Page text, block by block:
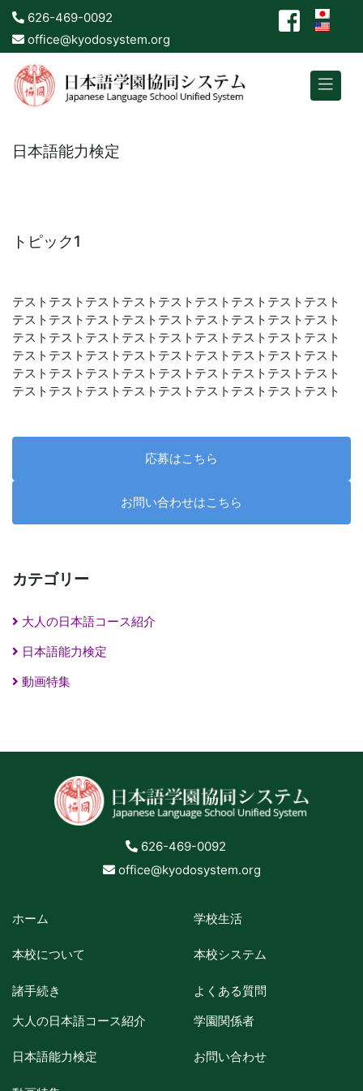
626-469-0092
office@kyodosystem.org
日本語能力検定
トピック1
テストテストテストテストテストテストテストテストテスト
テストテストテストテストテストテストテストテストテスト
テストテストテストテストテストテストテストテストテスト
テストテストテストテストテストテストテストテストテスト
テストテストテストテストテストテストテストテストテスト
テストテストテストテストテストテストテストテストテスト
応募はこちら
お問い合わせはこちら
カテゴリー
大人の日本語コース紹介
日本語能力検定
動画特集
626-469-0092
office@kyodosystem.org
ホーム
本校について
諸手続き
学校生活
本校システム
よくある質問
大人の日本語コース紹介
日本語能力検定
学園関係者
お問い合わせ